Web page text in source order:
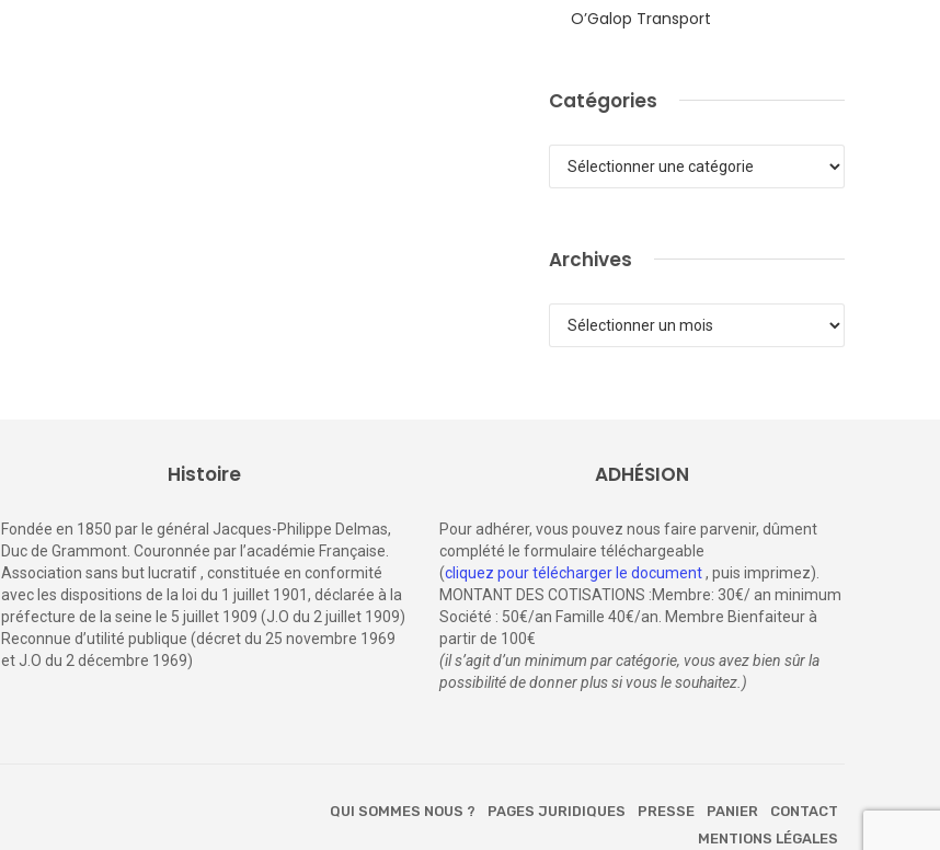
O’Galop Transport
Catégories
Archives
Histoire
Fondée en 1850 par le général Jacques-Philippe Delmas,
Duc de Grammont. Couronnée par l’académie Française.
Association sans but lucratif , constituée en conformité
avec les dispositions de la loi du 1 juillet 1901, déclarée à la
préfecture de la seine le 5 juillet 1909 (J.O du 2 juillet 1909)
Reconnue d’utilité publique (décret du 25 novembre 1969
et J.O du 2 décembre 1969)
ADHÉSION
Pour adhérer, vous pouvez nous faire parvenir, dûment
complété le formulaire téléchargeable
(cliquez pour télécharger le document, puis imprimez).
MONTANT DES COTISATIONS :Membre: 30€/ an minimum
Société : 50€/an Famille 40€/an. Membre Bienfaiteur à
partir de 100€
(il s’agit d’un minimum par catégorie, vous avez bien sûr la
possibilité de donner plus si vous le souhaitez.)
QUI SOMMES NOUS ? PAGES JURIDIQUES PRESSE PANIER
CONTACT
MENTIONS LÉGALES